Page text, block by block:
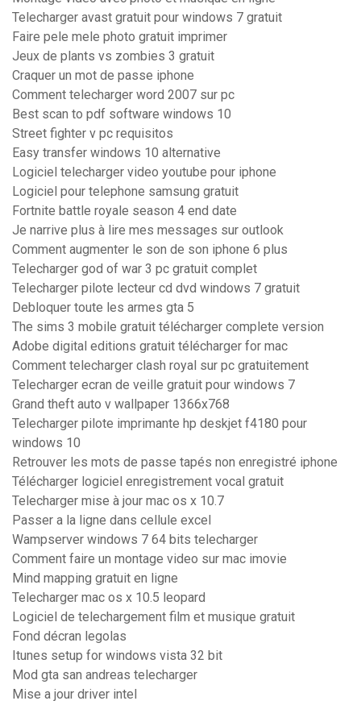
Telecharger avast gratuit pour windows 7 gratuit
Faire pele mele photo gratuit imprimer
Jeux de plants vs zombies 3 gratuit
Craquer un mot de passe iphone
Comment telecharger word 2007 sur pc
Best scan to pdf software windows 10
Street fighter v pc requisitos
Easy transfer windows 10 alternative
Logiciel telecharger video youtube pour iphone
Logiciel pour telephone samsung gratuit
Fortnite battle royale season 4 end date
Je narrive plus à lire mes messages sur outlook
Comment augmenter le son de son iphone 6 plus
Telecharger god of war 3 pc gratuit complet
Telecharger pilote lecteur cd dvd windows 7 gratuit
Debloquer toute les armes gta 5
The sims 3 mobile gratuit télécharger complete version
Adobe digital editions gratuit télécharger for mac
Comment telecharger clash royal sur pc gratuitement
Telecharger ecran de veille gratuit pour windows 7
Grand theft auto v wallpaper 1366x768
Telecharger pilote imprimante hp deskjet f4180 pour
windows 10
Retrouver les mots de passe tapés non enregistré iphone
Télécharger logiciel enregistrement vocal gratuit
Telecharger mise à jour mac os x 10.7
Passer a la ligne dans cellule excel
Wampserver windows 7 64 bits telecharger
Comment faire un montage video sur mac imovie
Mind mapping gratuit en ligne
Telecharger mac os x 10.5 leopard
Logiciel de telechargement film et musique gratuit
Fond décran legolas
Itunes setup for windows vista 32 bit
Mod gta san andreas telecharger
Mise a jour driver intel